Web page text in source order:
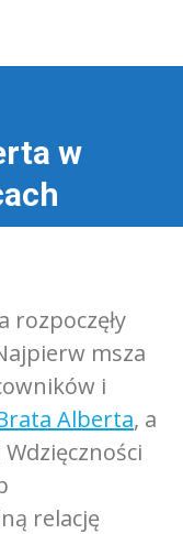
w
rozpoczęły
msza
i
Alberta, a
relację